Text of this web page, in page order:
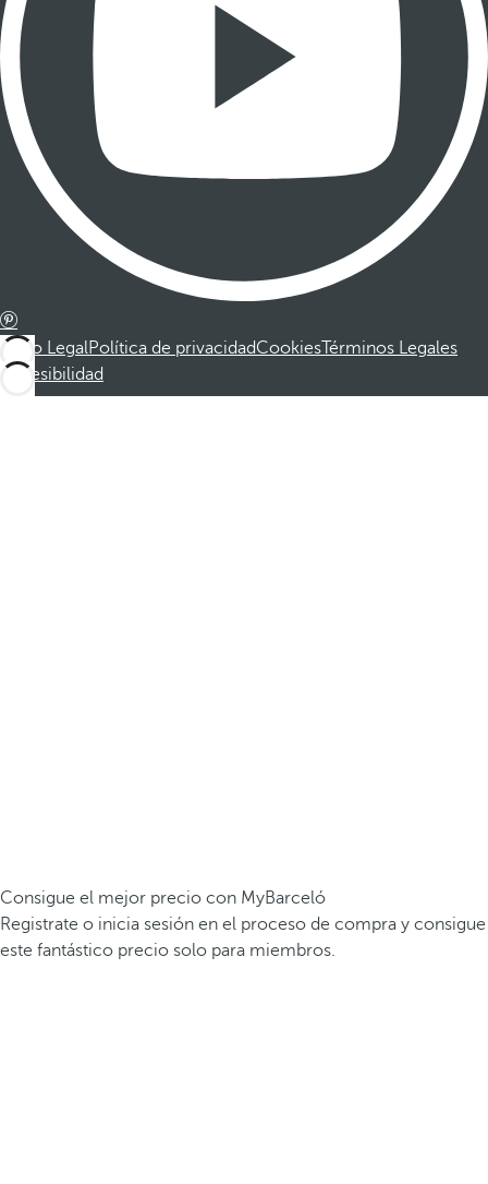
Aviso LegalPolítica de privacidadCookiesTérminos Legales
Accesibilidad
Consigue el mejor precio con MyBarceló
Registrate o inicia sesión en el proceso de compra y consigue
este fantástico precio solo para miembros.